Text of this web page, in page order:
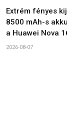
Extrém fényes
8500 mAh-s
a Huawei Nova
2026-08-07